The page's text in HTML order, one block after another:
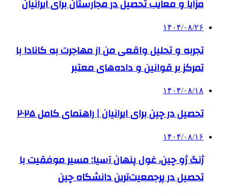
مزایا و معایب تحصیل در مجارستان برای ایرانیان
۱۴۰۴/۰۸/۲۶
تجربه و تحلیل واقعی من از مهاجرت به کانادا با
تمرکز بر قوانین و داده‌های معتبر
۱۴۰۴/۰۸/۱۸
تحصیل در چین برای ایرانیان | راهنمای کامل ۲۰۲۵
۱۴۰۴/۰۸/۱۶
ژنگ ژو چین، غول پنهان آسیا: مسیر موفقیت با
تحصیل در پرجمعیت‌ترین دانشگاه چین